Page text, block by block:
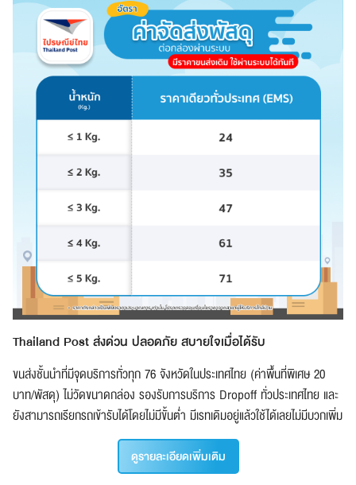
Thailand Post ส่งด่วน ปลอดภัย สบายใจเมื่อได้รับ
ขนส่งชั้นนำที่มีจุดบริการทั่วทุก 76 จังหวัดในประเทศไทย (ค่าพื้นที่พิเศษ 20
บาท/พัสดุ) ไม่วัดขนาดกล่อง รองรับการบริการ Dropoff ทั่วประเทศไทย และ
ยังสามารถเรียกรถเข้ารับได้โดยไม่มีขั้นต่ำ มีเรทเดิมอยู่แล้วใช้ได้เลยไม่มีบวกเพิ่ม
ดูรายละเอียดเพิ่มเติม